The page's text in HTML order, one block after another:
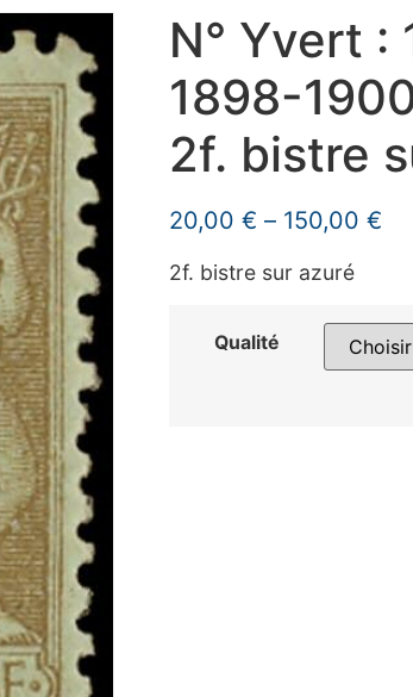
N° Yvert :
1898-
2f. bistre
20,00 € – 150,00 €
2f. bistre sur azuré
Qualité